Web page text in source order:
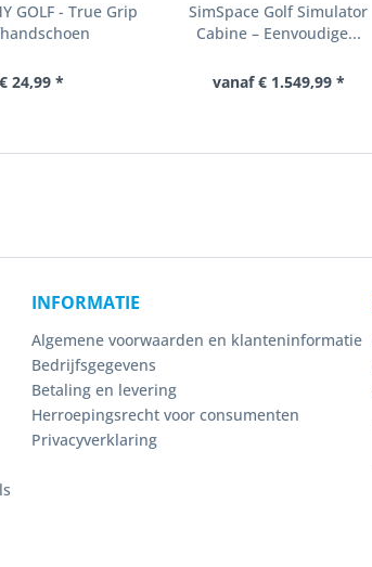
GOLF - True Grip
€ 24,99 *
SimSpace Golf Simulator
Cabine – Eenvoudige...
vanaf € 1.549,99 *
INFORMATIE
Algemene voorwaarden en klanteninformatie
Bedrijfsgegevens
Betaling en levering
Herroepingsrecht voor consumenten
Privacyverklaring